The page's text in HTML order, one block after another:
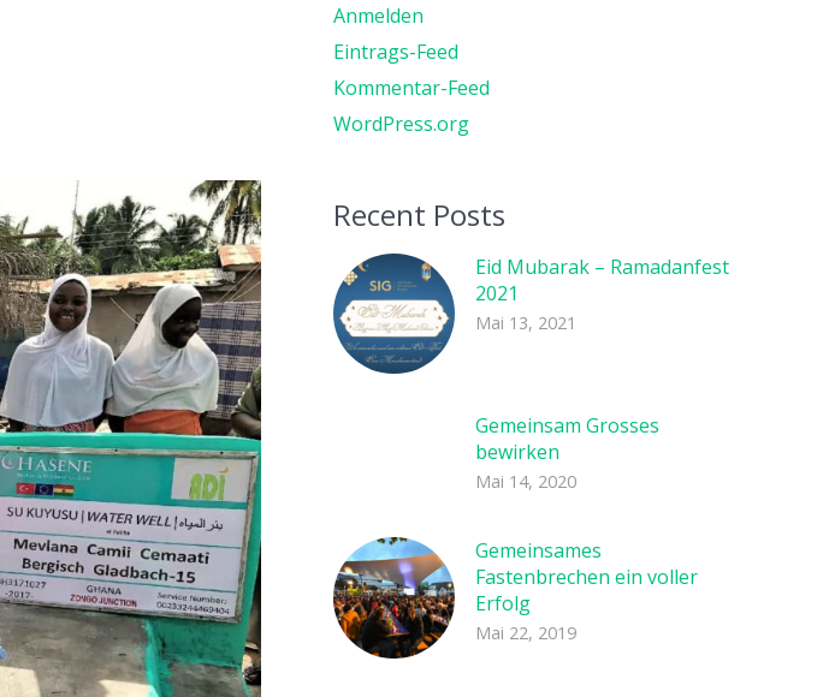
Anmelden
Eintrags-Feed
Kommentar-Feed
WordPress.org
Recent Posts
Eid Mubarak – Ramadanfest
2021
Mai 13, 2021
Gemeinsam Grosses
bewirken
Mai 14, 2020
Gemeinsames
Fastenbrechen ein voller
Erfolg
Mai 22, 2019